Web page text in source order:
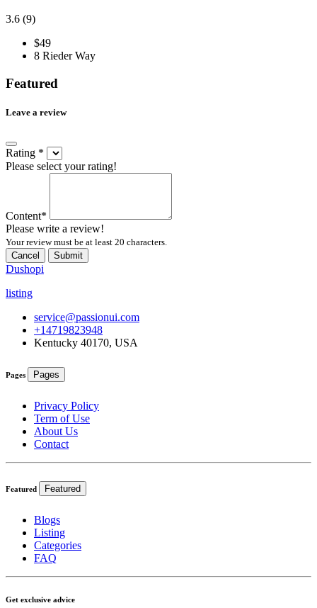
3.6 (9)
$49
8 Rieder Way
Featured
Leave a review
Rating *
Please select your rating!
Content*
Please write a review!
Your review must be at least 20 characters.
Cancel
Submit
Dushopi
listing
service@passionui.com
+14719823948
Kentucky 40170, USA
Pages Pages
Privacy Policy
Term of Use
About Us
Contact
Featured Featured
Blogs
Listing
Categories
FAQ
Get exclusive advice